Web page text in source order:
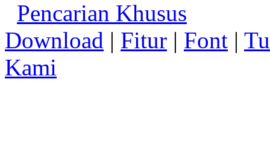
Pencarian Khusus
Download | Fitur | Font |
Kami